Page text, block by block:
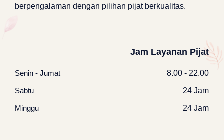
berpengalaman dengan pilihan pijat berkualitas.
Jam Layanan Pijat
Senin - Jumat 8.00 - 22.00
Sabtu 24 Jam
Minggu 24 Jam